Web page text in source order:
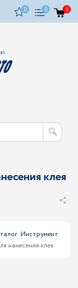
0 0 0
клея
Инструмент
нанесения клея